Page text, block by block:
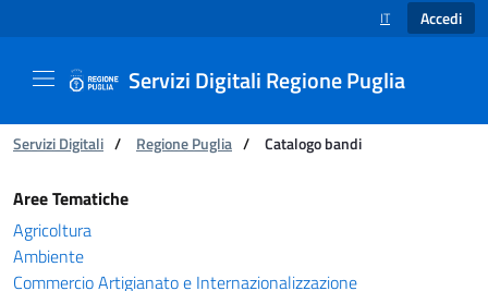
SELEZIONE
IT Accedi
Servizi Digitali Regione Puglia
Ti trovi in:
Servizi Digitali / Regione Puglia / Catalogo bandi
Catalogo bandi - Servizi Digitali Regione
Aree Tematiche
Agricoltura
Ambiente
Commercio Artigianato e Internazionalizzazione